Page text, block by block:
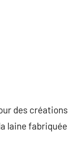
des créations
laine fabriquée